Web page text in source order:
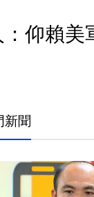
仰賴美
新聞